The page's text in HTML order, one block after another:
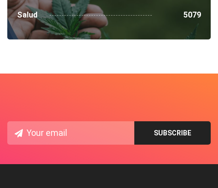
Salud 5079